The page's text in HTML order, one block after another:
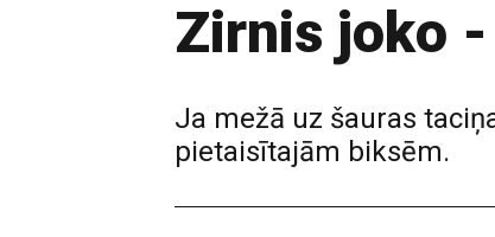
Zirnis joko
Ja mežā uz šauras
pietaisītajām biksēm.